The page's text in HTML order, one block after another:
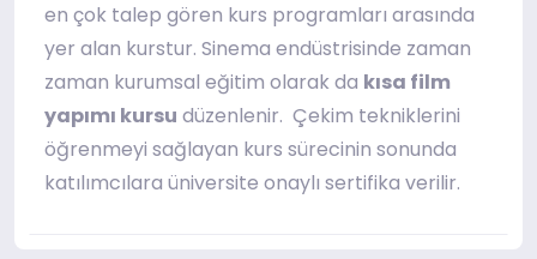
en çok talep gören kurs programları arasında
yer alan kurstur. Sinema endüstrisinde zaman
zaman kurumsal eğitim olarak da kısa film
yapımı kursu düzenlenir. Çekim tekniklerini
öğrenmeyi sağlayan kurs sürecinin sonunda
katılımcılara üniversite onaylı sertifika verilir.